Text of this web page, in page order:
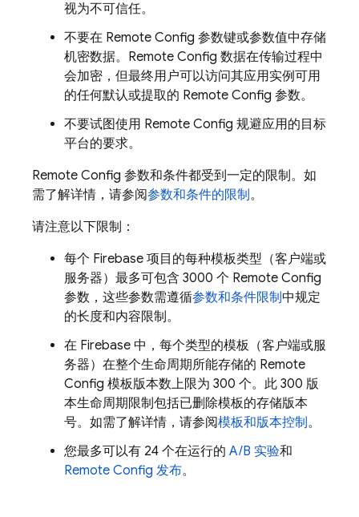
视为不可信任。
不要在 Remote Config 参数键或参数值中存储
机密数据。 Remote Config 数据在传输过程中
会加密，但最终用户可以访问其应用实例可用
的任何默认或提取的 Remote Config 参数。
不要试图使用 Remote Config 规避应用的目标
平台的要求。
Remote Config 参数和条件都受到一定的限制。如
需了解详情，请参阅参数和条件的限制。
请注意以下限制：
每个 Firebase 项目的每种模板类型（客户端或
服务器）最多可包含 3000 个 Remote Config
参数，这些参数需遵循参数和条件限制中规定
的长度和内容限制。
在 Firebase 中，每个类型的模板（客户端或服
务器）在整个生命周期所能存储的 Remote
Config 模板版本数上限为 300 个。此 300 版
本生命周期限制包括已删除模板的存储版本
号。如需了解详情，请参阅模板和版本控制。
您最多可以有 24 个在运行的 A/B 实验和
Remote Config 发布。